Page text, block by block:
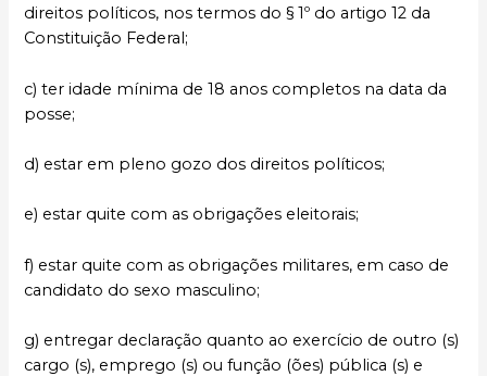
direitos políticos, nos termos do § 1º do artigo 12 da
Constituição Federal;
c) ter idade mínima de 18 anos completos na data da
posse;
d) estar em pleno gozo dos direitos políticos;
e) estar quite com as obrigações eleitorais;
f) estar quite com as obrigações militares, em caso de
candidato do sexo masculino;
g) entregar declaração quanto ao exercício de outro (s)
cargo (s), emprego (s) ou função (ões) pública (s) e